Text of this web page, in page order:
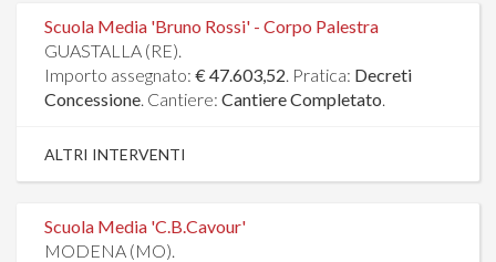
Scuola Media 'Bruno Rossi' - Corpo Palestra
GUASTALLA (RE).
Importo assegnato: € 47.603,52. Pratica: Decreti
Concessione. Cantiere: Cantiere Completato.
ALTRI INTERVENTI
Scuola Media 'C.B.Cavour'
MODENA (MO).